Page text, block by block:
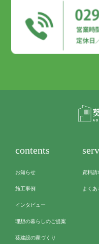
contents
お知らせ
施工事例
インタビュー
理想の暮らしのご提案
葵建設の家づくり
資料請
よくあ